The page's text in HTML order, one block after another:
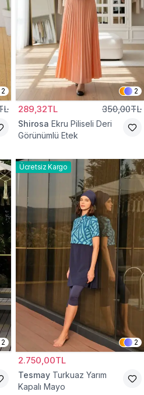
2 2
289,32TL 350,00TL
Shirosa Ekru Piliseli Deri
Görünümlü Etek
2
Ücretsiz Kargo
2
2.750,00TL
Tesmay Turkuaz Yarım
Kapalı Mayo